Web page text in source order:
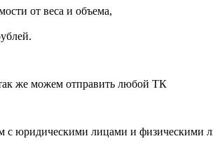
от веса и объема,
же можем отправить любой ТК
с юридическими лицами и физическими